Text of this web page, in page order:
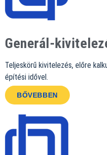
Generál-
Teljeskörű kivitelezés, előre
építési idővel.
BŐVEBBEN